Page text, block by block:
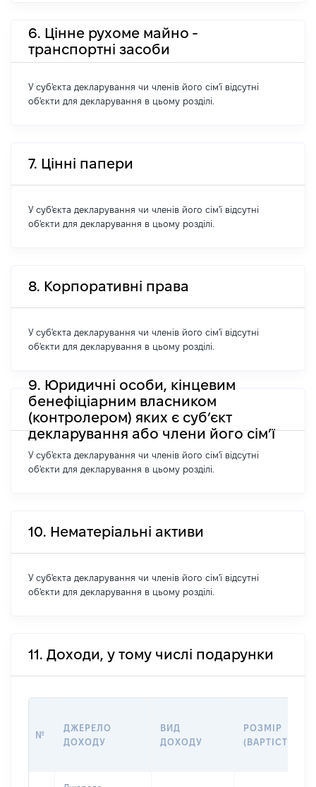
6. Цінне рухоме майно -
транспортні засоби
У суб'єкта декларування чи членів його сім'ї відсутні
об'єкти для декларування в цьому розділі.
7. Цінні папери
У суб'єкта декларування чи членів його сім'ї відсутні
об'єкти для декларування в цьому розділі.
8. Корпоративні права
У суб'єкта декларування чи членів його сім'ї відсутні
об'єкти для декларування в цьому розділі.
9. Юридичні особи, кінцевим
бенефіціарним власником
(контролером) яких є суб’єкт
декларування або члени його сім’ї
У суб'єкта декларування чи членів його сім'ї відсутні
об'єкти для декларування в цьому розділі.
10. Нематеріальні активи
У суб'єкта декларування чи членів його сім'ї відсутні
об'єкти для декларування в цьому розділі.
11. Доходи, у тому числі подарунки
№
ДЖЕРЕЛО
ДОХОДУ
ВИД
ДОХОДУ
РОЗМІР
(ВАРТІСТЬ)